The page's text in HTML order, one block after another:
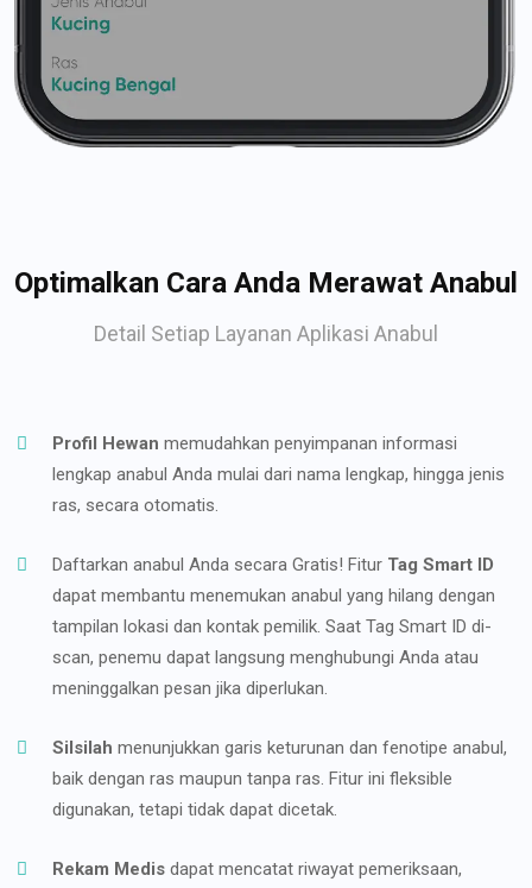
Optimalkan Cara Anda Merawat Anabul
Detail Setiap Layanan Aplikasi Anabul
Profil Hewan memudahkan penyimpanan informasi
lengkap anabul Anda mulai dari nama lengkap, hingga jenis
ras, secara otomatis.
Daftarkan anabul Anda secara Gratis! Fitur Tag Smart ID
dapat membantu menemukan anabul yang hilang dengan
tampilan lokasi dan kontak pemilik. Saat Tag Smart ID di-
scan, penemu dapat langsung menghubungi Anda atau
meninggalkan pesan jika diperlukan.
Silsilah menunjukkan garis keturunan dan fenotipe anabul,
baik dengan ras maupun tanpa ras. Fitur ini fleksible
digunakan, tetapi tidak dapat dicetak.
Rekam Medis dapat mencatat riwayat pemeriksaan,